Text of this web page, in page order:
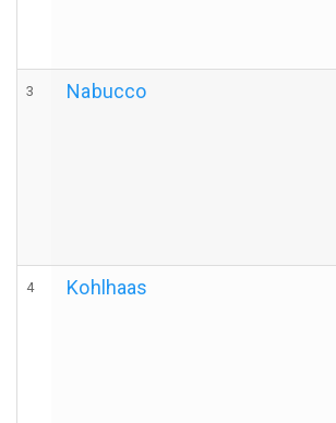
3 Nabucco
4 Kohlhaas